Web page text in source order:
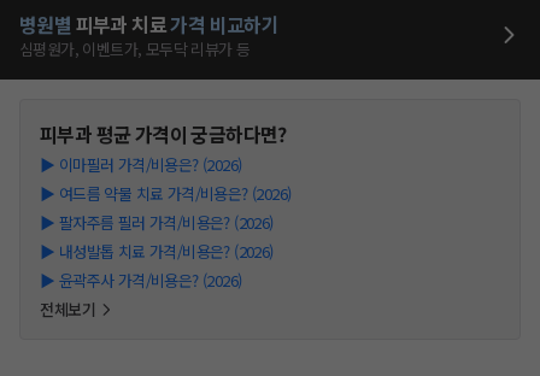
병원별 피부과 치료가격 비교하기
심평원가, 이벤트가, 모두닥 리뷰가 등
피부과평균 가격이 궁금하다면?
▶ 이마필러 가격/비용은? (2026)
▶ 여드름 약물 치료 가격/비용은? (2026)
▶ 팔자주름 필러 가격/비용은? (2026)
▶ 내성발톱 치료 가격/비용은? (2026)
▶ 윤곽주사 가격/비용은? (2026)
전체보기